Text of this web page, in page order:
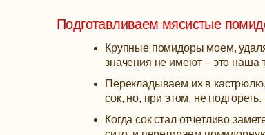
Подготавливаем мясистые
Крупные помидоры моем,
значения не имеют – это наша
Перекладываем их в
сок, но, при этом, не
Когда сок стал отчетливо